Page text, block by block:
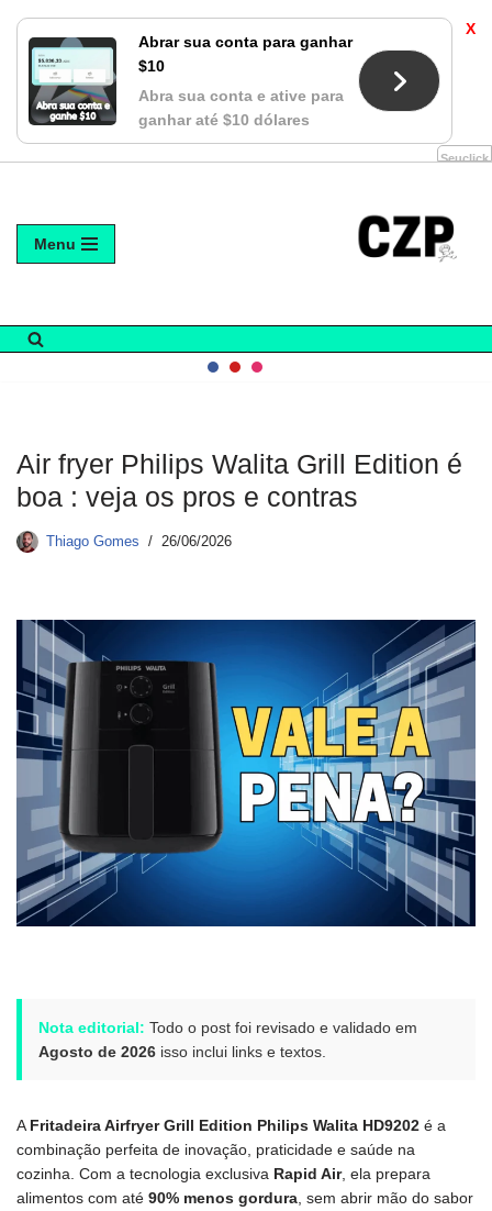
Avançar
para
o
Menu
Air fryer Philips Walita Grill Edition é
boa : veja os pros e contras
Thiago Gomes 26/06/2026
Nota editorial: Todo o post foi revisado e validado em
Agosto de 2026 isso inclui links e textos.
A Fritadeira Airfryer Grill Edition Philips Walita HD9202 é a
combinação perfeita de inovação, praticidade e saúde na
cozinha. Com a tecnologia exclusiva Rapid Air, ela prepara
alimentos com até 90% menos gordura , sem abrir mão do sabor
X
Abrar sua conta para ganhar
$10
Abra sua conta e ative para
ganhar até $10 dólares
Seuclick